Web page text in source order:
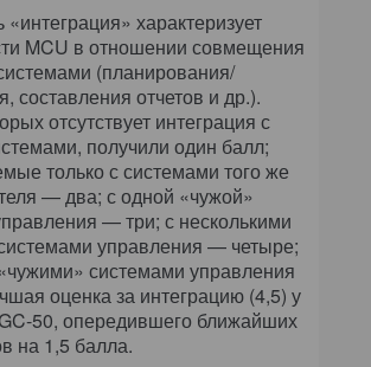
«интеграция» характеризует
MCU в отношении совмещения
(планирования/
составления отчетов и др.).
отсутствует интеграция с
получили один балл;
только с системами того же
— два; с одной «чужой»
— три; с несколькими
управления — четыре;
системами управления
оценка за интеграцию (4,5) у
50, опередившего ближайших
на 1,5 балла.